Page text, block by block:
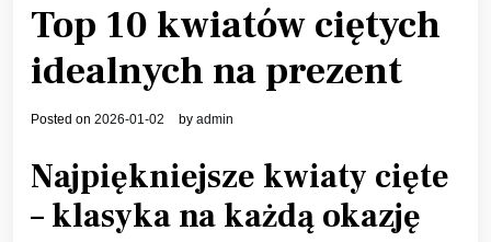
Top 10 kwiatów ciętych
idealnych na prezent
Posted on 2026-01-02 by admin
Najpiękniejsze kwiaty cięte
– klasyka na każdą okazję